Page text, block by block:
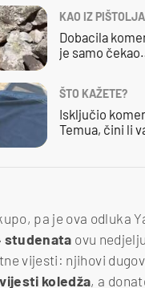
KAO IZ PIŠTOLJA
Dobacila
je samo
ŠTO KAŽETE?
Isključio
Temua, čini li
pa je ova odluka
studenata ovu
vijesti: njihovi
koledža, a